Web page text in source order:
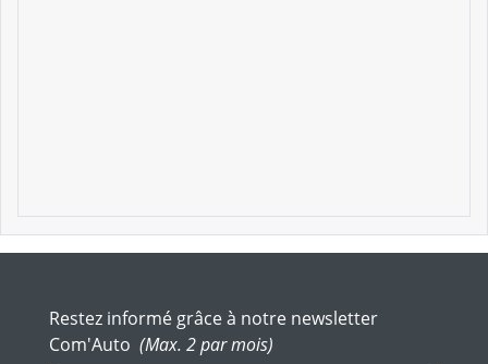
Restez informé grâce à notre newsletter
Com'Auto (Max. 2 par mois)